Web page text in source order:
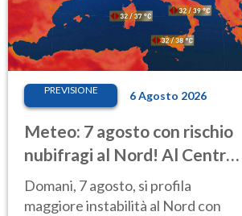
PREVISIONE 6 Agosto 2026
Meteo: 7 agosto con rischio
nubifragi al Nord! Al Centro-
Sud caldo estremo
Domani, 7 agosto, si profila
maggiore instabilità al Nord con